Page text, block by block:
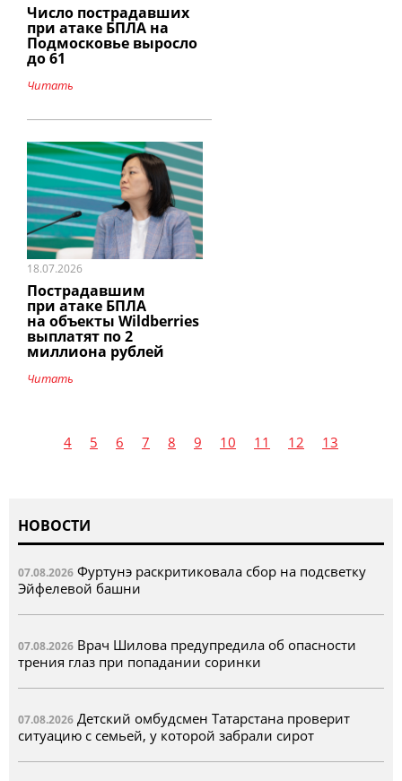
Число пострадавших
при атаке БПЛА на
Подмосковье выросло
до 61
Читать
18.07.2026
Пострадавшим
при атаке БПЛА
на объекты Wildberries
выплатят по 2
миллиона рублей
Читать
4 5 6 7 8 9 10 11 12 13
НОВОСТИ
07.08.2026 Фуртунэ раскритиковала сбор на подсветку
Эйфелевой башни
07.08.2026 Врач Шилова предупредила об опасности
трения глаз при попадании соринки
07.08.2026 Детский омбудсмен Татарстана проверит
ситуацию с семьей, у которой забрали сирот